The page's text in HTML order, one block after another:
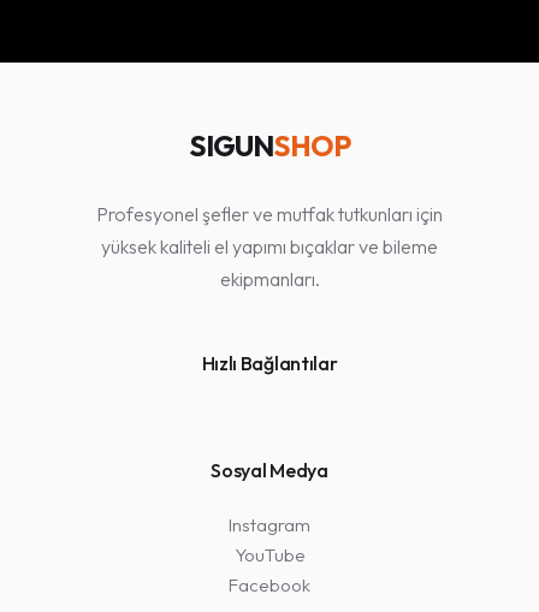
SIGUNSHOP
Profesyonel şefler ve mutfak tutkunları için
yüksek kaliteli el yapımı bıçaklar ve bileme
ekipmanları.
Hızlı Bağlantılar
Sosyal Medya
Instagram
YouTube
Facebook